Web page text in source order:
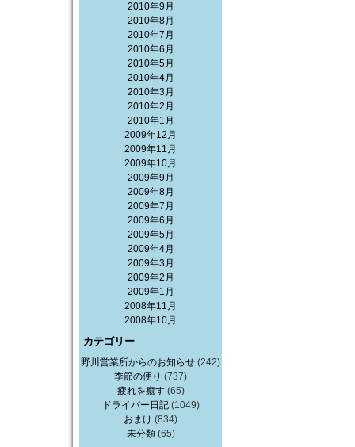
2010年9月
2010年8月
2010年7月
2010年6月
2010年5月
2010年4月
2010年3月
2010年2月
2010年1月
2009年12月
2009年11月
2009年10月
2009年9月
2009年8月
2009年7月
2009年6月
2009年5月
2009年4月
2009年3月
2009年2月
2009年1月
2008年11月
2008年10月
カテゴリー
野川営業所からのお知らせ (242)
季節の便り (737)
疲れを癒す(65)
ドライバー日記(1049)
おまけ (834)
未分類(65)